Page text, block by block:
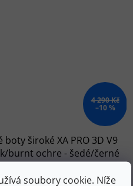
soubory cookie. Níže
4 290 Kč
–10 %
boty široké XA PRO 3D V9
burnt ochre - šedé/černé
Skladem